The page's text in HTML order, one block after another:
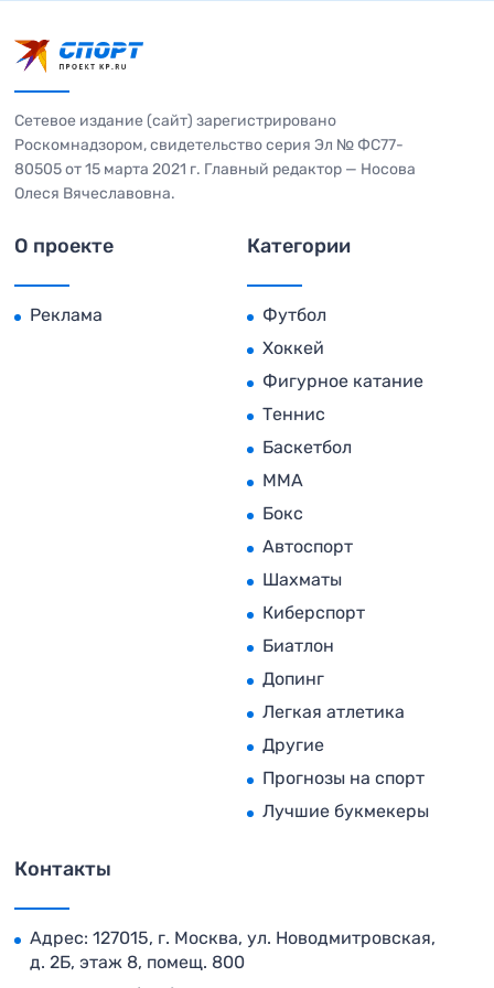
Сетевое издание (сайт) зарегистрировано
Роскомнадзором, свидетельство серия Эл № ФС77-
80505 от 15 марта 2021 г. Главный редактор — Носова
Олеся Вячеславовна.
О проекте
Реклама
Категории
Футбол
Хоккей
Фигурное катание
Теннис
Баскетбол
MMA
Бокс
Автоспорт
Шахматы
Киберспорт
Биатлон
Допинг
Легкая атлетика
Другие
Прогнозы на спорт
Лучшие букмекеры
Контакты
Адрес: 127015, г. Москва, ул. Новодмитровская,
д. 2Б, этаж 8, помещ. 800